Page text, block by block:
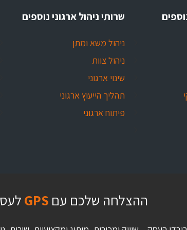
שרותי ניהול ארגוני נוספים
ניהול משא ומתן
ניהול צוות
שינוי ארגוני
תהליך הייעוץ ארגוני
פיתוח ארגוני
ההצלחה שלכם עם GPS